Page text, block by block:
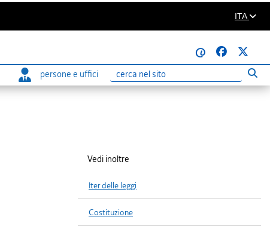
ITA
@
persone e uffici
Ricerca
Vedi inoltre
Iter delle leggi
Costituzione